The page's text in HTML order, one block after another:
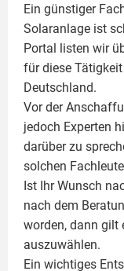
Ein günstiger
Solaranlage ist
Portal listen wir
für diese
Deutschland.
Vor der
jedoch Experten
darüber zu
solchen
Ist Ihr Wunsch
nach dem
worden, dann gilt
auszuwählen.
Ein wichtiges